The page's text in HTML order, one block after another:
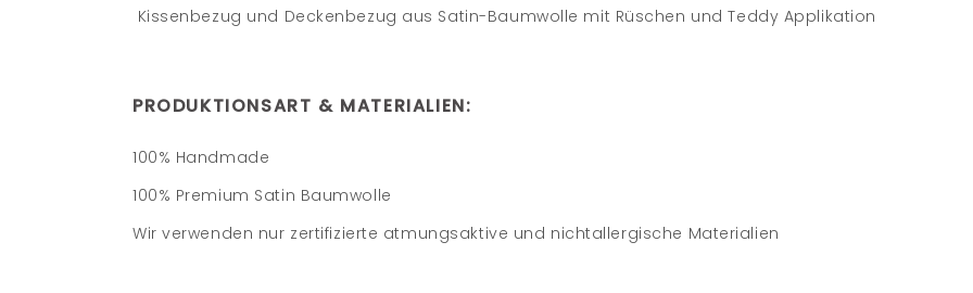
Kissenbezug und Deckenbezug aus Satin-Baumwolle mit Rüschen und Teddy Applikation
PRODUKTIONSART & MATERIALIEN:
100% Handmade
100% Premium Satin Baumwolle
Wir verwenden nur zertifizierte atmungsaktive und nichtallergische Materialien